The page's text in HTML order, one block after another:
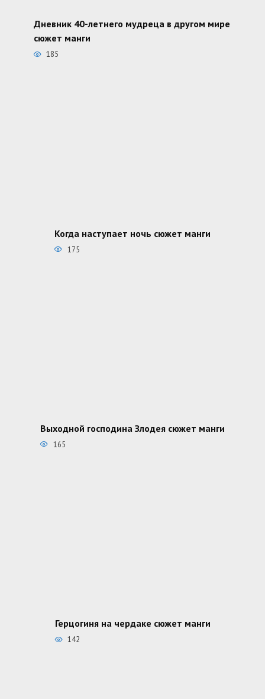
Дневник 40-летнего мудреца в другом мире
сюжет манги
185
Когда наступает ночь сюжет манги
175
Выходной господина Злодея сюжет манги
165
Герцогиня на чердаке сюжет манги
142